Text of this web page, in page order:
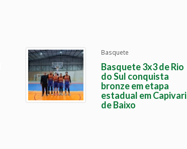
Basquete
Basquete 3x3 de Rio
do Sul conquista
bronze em etapa
estadual em Capivari
de Baixo